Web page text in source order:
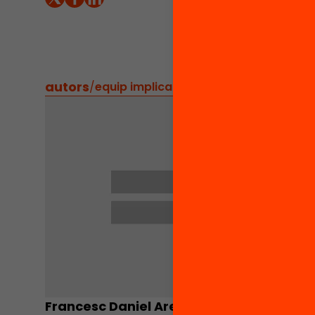
autors/equip implicat
Francesc Daniel Arellano